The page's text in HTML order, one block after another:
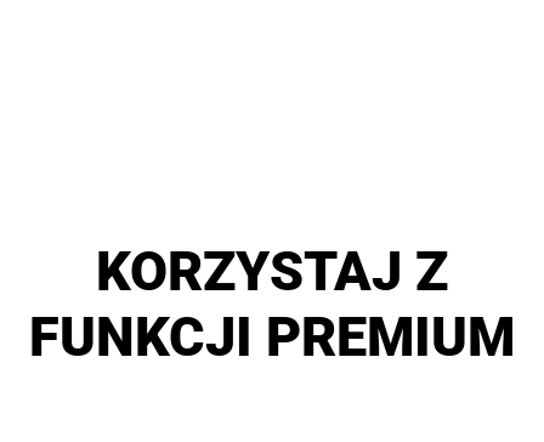
KORZYSTAJ Z
FUNKCJI PREMIUM